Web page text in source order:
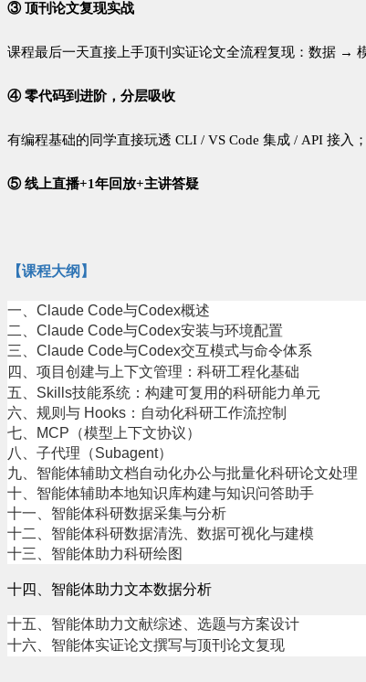
③顶刊论文复现实战
课程最后一天直接上手顶刊实证论文全流程复现：数据 →
④零代码到进阶，分层吸收
有编程基础的同学直接玩透 CLI / VS Code 集成 / API 接入
⑤ 线上直播+1年回放+主讲答疑
【课程大纲】
一、Claude Code与Codex概述
二、 Claude Code与Codex安装与环境配置
三、 Claude Code与Codex交互模式与命令体系
四、项目创建与上下文管理：科研工程化基础
五、 Skills技能系统：构建可复用的科研能力单元
六、规则与 Hooks ：自动化科研工作流控制
七、
MCP （模型上下文协议）
八、子代理（Subagent）
九、 智能体辅助文档自动化办公与批量化科研论文处理
十、 智能体辅助本地知识库构建与知识问答助手
十一、 智能体科研数据采集与分析
十二、 智能体科研数据清洗、数据可视化与建模
十三、 智能体助力科研绘图
十四、智能体助力文本数据分析
十五、智能体助力文献综述、选题与方案设计
十六、智能体实证论文撰写与顶刊论文复现